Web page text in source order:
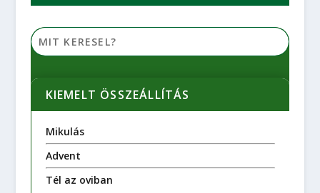
KIEMELT ÖSSZEÁLLÍTÁS
Mikulás
Advent
Tél az oviban